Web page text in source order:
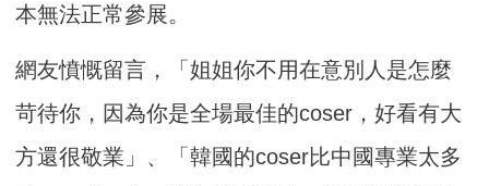
本無法正常參展。
網友憤慨留言，「姐姐你不用在意別人是怎麼
苛待你，因為你是全場最佳的coser，好看有大
方還很敬業」、「韓國的coser比中國專業太多